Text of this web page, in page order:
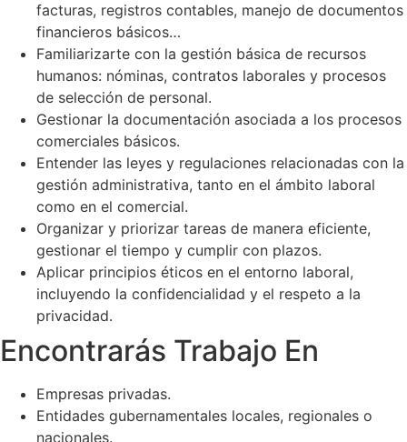
facturas, registros contables, manejo de documentos
financieros básicos…
Familiarizarte con la gestión básica de recursos
humanos: nóminas, contratos laborales y procesos
de selección de personal.
Gestionar la documentación asociada a los procesos
comerciales básicos.
Entender las leyes y regulaciones relacionadas con la
gestión administrativa, tanto en el ámbito laboral
como en el comercial.
Organizar y priorizar tareas de manera eficiente,
gestionar el tiempo y cumplir con plazos.
Aplicar principios éticos en el entorno laboral,
incluyendo la confidencialidad y el respeto a la
privacidad.
Encontrarás Trabajo En
Empresas privadas.
Entidades gubernamentales locales, regionales o
nacionales.